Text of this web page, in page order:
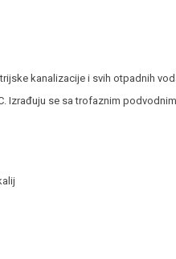
kanalizacije i svih otpadnih
Izrađuju se sa trofaznim